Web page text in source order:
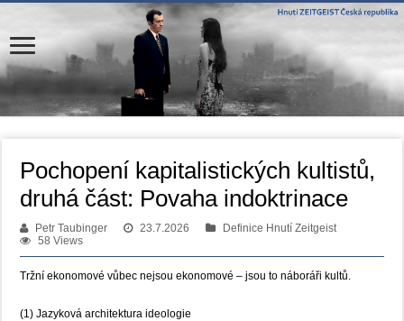
Pochopení kapitalistických kultistů,
druhá část: Povaha indoktrinace
Petr Taubinger 23.7.2026
Definice Hnutí Zeitgeist
58 Views
Tržní ekonomové vůbec nejsou ekonomové – jsou to náboráři kultů.
(1) Jazyková architektura ideologie